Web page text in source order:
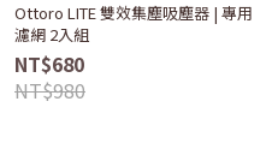
Ottoro LITE 雙效集塵吸塵器 | 專用
濾網 2入組
NT$680
NT$980